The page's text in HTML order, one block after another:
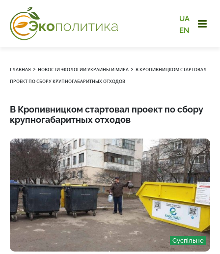
UA
EN
ГЛАВНАЯ › НОВОСТИ ЭКОЛОГИИ УКРАИНЫ И МИРА › В КРОПИВНИЦКОМ СТАРТОВАЛ
ПРОЕКТ ПО СБОРУ КРУПНОГАБАРИТНЫХ ОТХОДОВ
В Кропивницком стартовал проект по сбору
крупногабаритных отходов
Суспільне